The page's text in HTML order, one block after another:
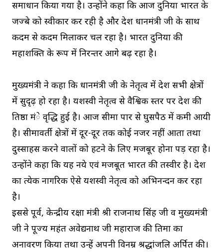
समाधान किया गया है। उन्होंने कहा कि आज दुनिया भारत के
जज्बे को स्वीकार कर रही है और देश प्रधानमंत्री जी के साथ
कदम से कदम मिलाकर चल रहा है। भारत दुनिया की
महाशक्ति के रूप में निरन्तर आगे बढ़ रहा है।
मुख्यमंत्री ने कहा कि प्रधानमंत्री जी के नेतृत्व में देश सभी क्षेत्रों
में सुदृढ़ हो रहा है। यशस्वी नेतृत्व से वैश्विक स्तर पर देश की
प्रतिष्ठा मंे वृद्धि हुई है। आज सीमा पार से घुसपैठ में कमी आयी
है। सीमावर्ती क्षेत्रों में दूर-दूर तक कोई नजर नहीं आता तथा
दुस्साहस करने वालों को हटने के लिए मजबूर होना पड़ रहा है।
उन्होंने कहा कि यह नये एवं मजबूत भारत की तस्वीर है। देश
का प्रत्येक नागरिक ऐसे यशस्वी नेतृत्व को अभिनन्दन कर रहा
है।
इससे पूर्व, केन्द्रीय रक्षा मंत्री श्री राजनाथ सिंह जी व मुख्यमंत्री
जी ने पूज्य महंत अवेद्यनाथ जी महाराज की प्रतिमा का
अनावरण किया तथा उन्हें अपनी विनम्र श्रद्धांजलि अर्पित की।